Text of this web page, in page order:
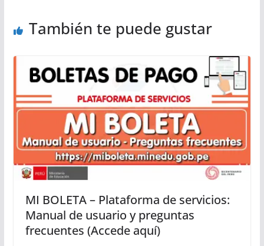
También te puede gustar
MI BOLETA – Plataforma de servicios:
Manual de usuario y preguntas
frecuentes (Accede aquí)